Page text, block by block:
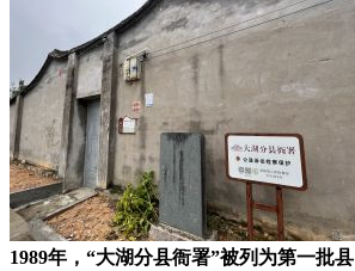
1989年，“大湖分县衙署”被列为第一批县